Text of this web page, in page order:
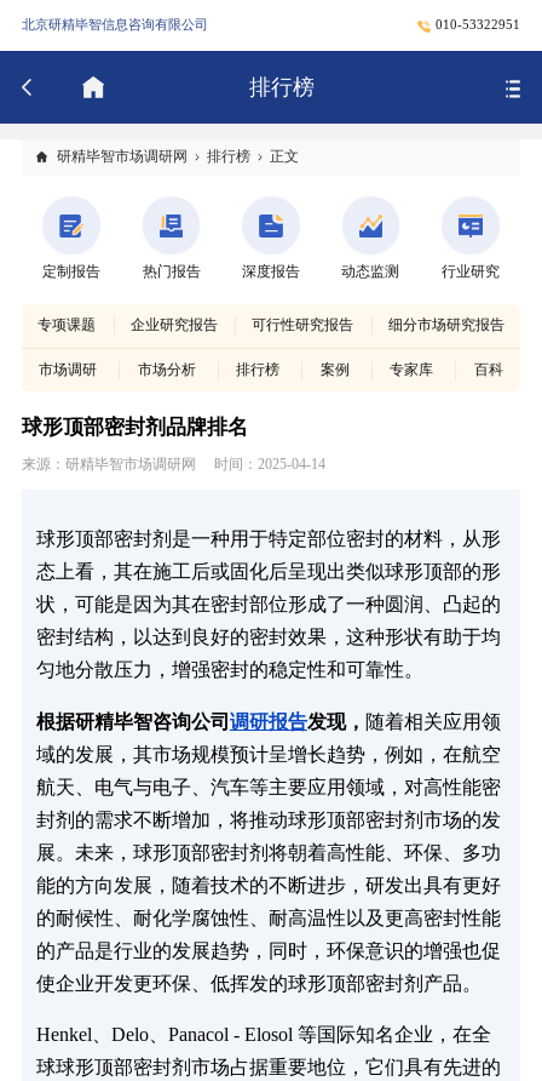
北京研精毕智信息咨询有限公司 010-53322951
排行榜
研精毕智市场调研网 排行榜 正文
定制报告 热门报告 深度报告 动态监测 行业研究
专项课题 企业研究报告 可行性研究报告 细分市场研究报告
市场调研 市场分析 排行榜 案例 专家库 百科
球形顶部密封剂品牌排名
来源：研精毕智市场调研网 时间：2025-04-14
球形顶部密封剂是一种用于特定部位密封的材料，从形
态上看，其在施工后或固化后呈现出类似球形顶部的形
状，可能是因为其在密封部位形成了一种圆润、凸起的
密封结构，以达到良好的密封效果，这种形状有助于均
匀地分散压力，增强密封的稳定性和可靠性。
根据研精毕智咨询公司 调研报告发现， 随着相关应用领
域的发展，其市场规模预计呈增长趋势，例如，在航空
航天、电气与电子、汽车等主要应用领域，对高性能密
封剂的需求不断增加，将推动球形顶部密封剂市场的发
展。未来，球形顶部密封剂将朝着高性能、环保、多功
能的方向发展，随着技术的不断进步，研发出具有更好
的耐候性、耐化学腐蚀性、耐高温性以及更高密封性能
的产品是行业的发展趋势，同时，环保意识的增强也促
使企业开发更环保、低挥发的球形顶部密封剂产品。
Henkel、Delo、Panacol - Elosol 等国际知名企业，在全
球球形顶部密封剂市场占据重要地位，它们具有先进的